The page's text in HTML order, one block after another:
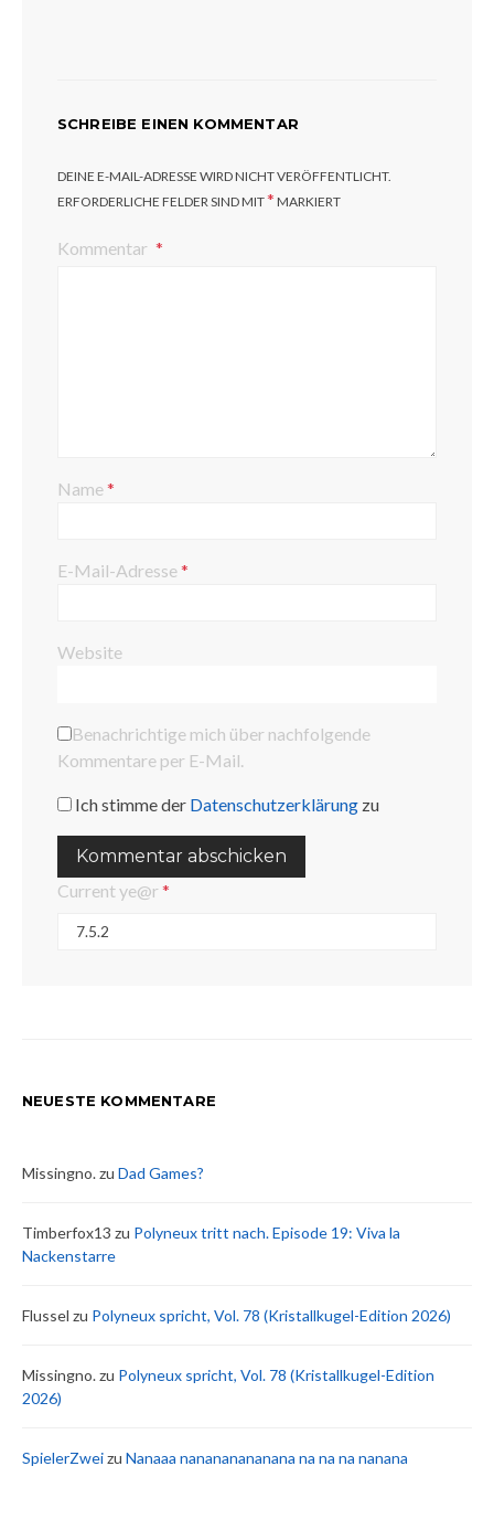
SCHREIBE EINEN KOMMENTAR
DEINE E-MAIL-ADRESSE WIRD NICHT VERÖFFENTLICHT.
ERFORDERLICHE FELDER SIND MIT* MARKIERT
Kommentar
Name*
E-Mail-Adresse*
Website
Benachrichtige mich über nachfolgende
Kommentare per E-Mail.
Ich stimme der Datenschutzerklärung zu
Current ye@r *
NEUESTE KOMMENTARE
Missingno.zu Dad Games?
Timberfox13 zu Polyneux tritt nach. Episode 19: Viva la
Nackenstarre
Flussel zu Polyneux spricht, Vol. 78 (Kristallkugel-Edition 2026)
Missingno.zu Polyneux spricht, Vol. 78 (Kristallkugel-Edition
2026)
SpielerZweizu Nanaaa nanananananana na na na nanana